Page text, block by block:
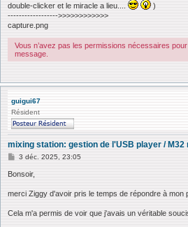
g
e
double-clicker et le miracle a lieu....
)
------------------>>>>>>>>>>>>
capture.png
Vous n’avez pas les permissions nécessaires
message.
guigui67
Résident
mixing station: gestion de l'USB player / M32
M
s
g
3 déc. 2025, 23:05
Bonsoir,
merci Ziggy d'avoir pris le temps de répondre à mon
Cela m'a permis de voir que j'avais un véritable